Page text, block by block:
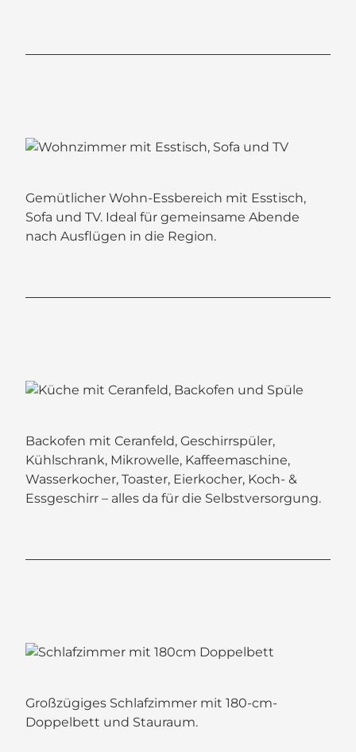
Gemütlicher Wohn-Essbereich mit Esstisch,
Sofa und TV. Ideal für gemeinsame Abende
nach Ausflügen in die Region.
Backofen mit Ceranfeld, Geschirrspüler,
Kühlschrank, Mikrowelle, Kaffeemaschine,
Wasserkocher, Toaster, Eierkocher, Koch- &
Essgeschirr – alles da für die Selbstversorgung.
Großzügiges Schlafzimmer mit 180-cm-
Doppelbett und Stauraum.